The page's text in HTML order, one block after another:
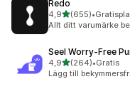
Redo
4,9av 5 stjärnor
(655)
655 recensioner
•
Allt ditt varumärke
Seel Worry‑Free
4,9av 5 stjärnor
(264)
264 recensioner totalt
•Gratis
Lägg till